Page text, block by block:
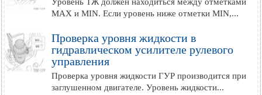
МАХ и MIN. Если уровень ниже отметки MIN,...
Проверка уровня жидкости в
гидравлическом усилителе рулевого
управления
Проверка уровня жидкости ГУР производится при
заглушенном двигателе. Уровень жидкости...